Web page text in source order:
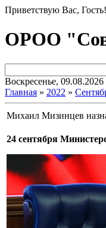
Приветствую Вас, Гость!
ОРОО
Воскресенье, 09.08.2026
Главная » 2022 »
Михаил Мизинцев
24 сентября